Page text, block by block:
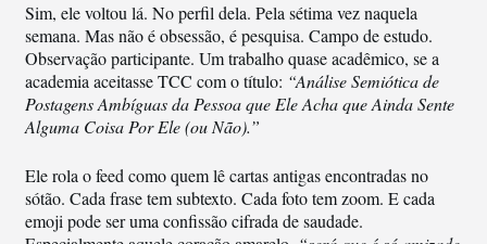
Sim, ele voltou lá. No perfil dela. Pela sétima vez naquela
semana. Mas não é obsessão, é pesquisa. Campo de estudo.
Observação participante. Um trabalho quase acadêmico, se a
academia aceitasse TCC com o título: “Análise Semiótica de
Postagens Ambíguas da Pessoa que Ele Acha que Ainda Sente
Alguma Coisa Por Ele (ou Não).”
Ele rola o feed como quem lê cartas antigas encontradas no
sótão. Cada frase tem subtexto. Cada foto tem zoom. E cada
emoji pode ser uma confissão cifrada de saudade.